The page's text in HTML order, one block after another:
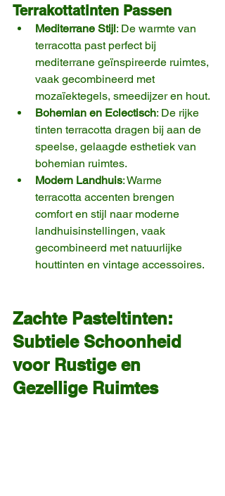
Terrakottatinten Passen
Mediterrane Stijl: De warmte van
terracotta past perfect bij
mediterrane geïnspireerde ruimtes,
vaak gecombineerd met
mozaïektegels, smeedijzer en hout.
Bohemian en Eclectisch: De rijke
tinten terracotta dragen bij aan de
speelse, gelaagde esthetiek van
bohemian ruimtes.
Modern Landhuis: Warme
terracotta accenten brengen
comfort en stijl naar moderne
landhuisinstellingen, vaak
gecombineerd met natuurlijke
houttinten en vintage accessoires.
Zachte Pasteltinten:
Subtiele Schoonheid
voor Rustige en
Gezellige Ruimtes